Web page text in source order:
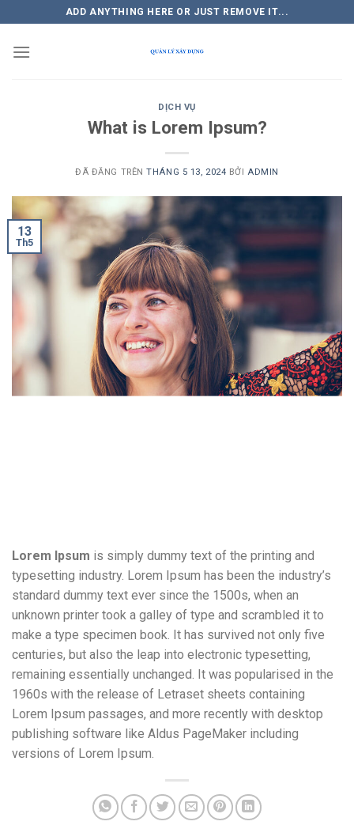
đến
nội
ADD ANYTHING HERE OR JUST REMOVE IT...
DỊCH VỤ
What is Lorem Ipsum?
ĐÃ ĐĂNG TRÊNTHÁNG 5 13, 2024 BỞI ADMIN
13
Th5
Lorem Ipsum is simply dummy text of the printing and
typesetting industry. Lorem Ipsum has been the industry’s
standard dummy text ever since the 1500s, when an
unknown printer took a galley of type and scrambled it to
make a type specimen book. It has survived not only five
centuries, but also the leap into electronic typesetting,
remaining essentially unchanged. It was popularised in the
1960s with the release of Letraset sheets containing
Lorem Ipsum passages, and more recently with desktop
publishing software like Aldus PageMaker including
versions of Lorem Ipsum.